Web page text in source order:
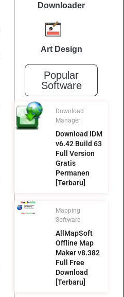
Downloader
Art Design
Popular
Software
Download
Manager
Download IDM
v6.42 Build 63
Full Version
Gratis
Permanen
[Terbaru]
Mapping
Software
AllMapSoft
Offline Map
Maker v8.382
Full Free
Download
[Terbaru]